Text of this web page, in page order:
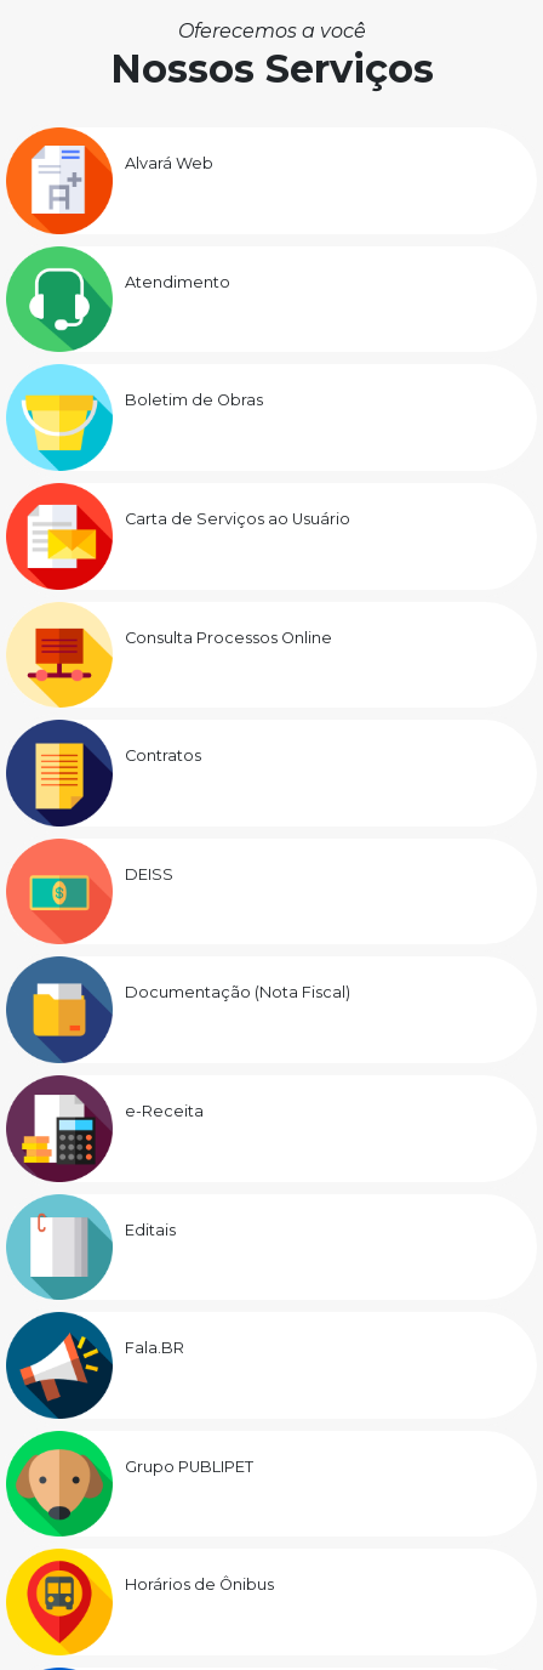
Oferecemos a você
Nossos Serviços
Alvará Web
Atendimento
Boletim de Obras
Carta de Serviços ao Usuário
Consulta Processos Online
Contratos
DEISS
Documentação (Nota Fiscal)
e-Receita
Editais
Fala.BR
Grupo PUBLIPET
Horários de Ônibus